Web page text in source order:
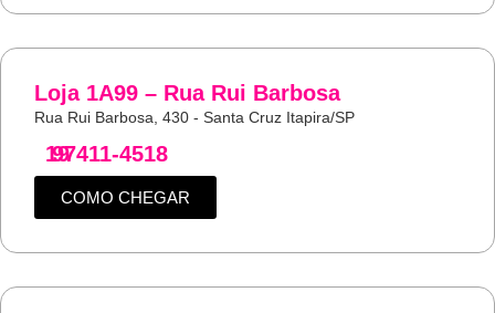
Loja 1A99 – Rua Rui Barbosa
Rua Rui Barbosa, 430 - Santa Cruz Itapira/SP
19
97411-4518
COMO CHEGAR